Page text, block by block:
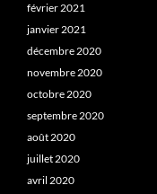
février 2021
janvier 2021
décembre 2020
novembre 2020
octobre 2020
septembre 2020
août 2020
juillet 2020
avril 2020